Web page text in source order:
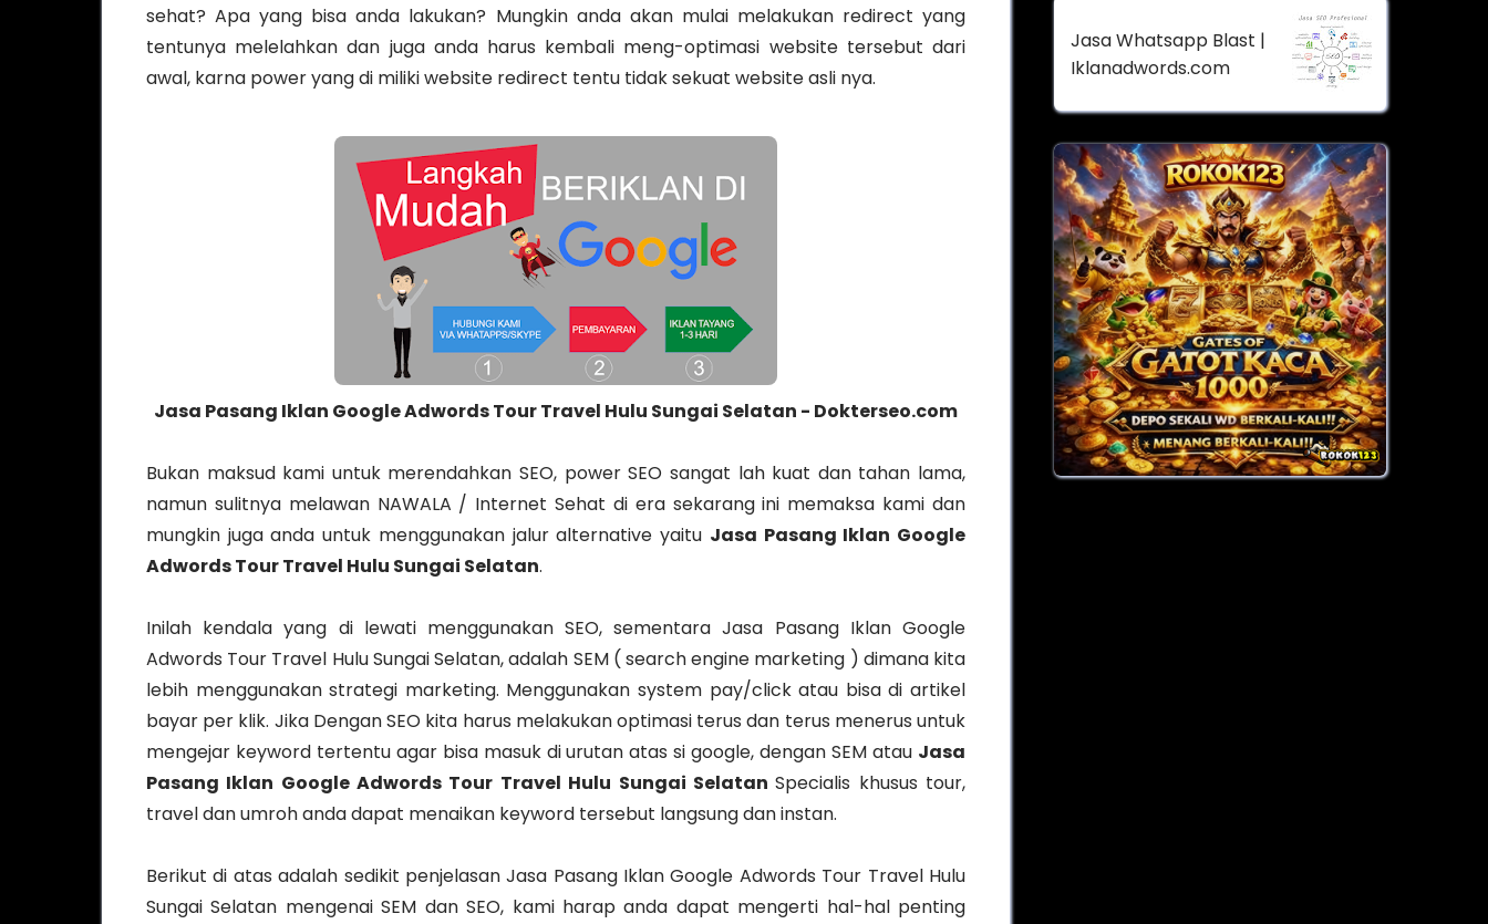
sehat? Apa yang bisa anda lakukan? Mungkin anda akan mulai melakukan redirect yang
tentunya melelahkan dan juga anda harus kembali meng-optimasi website tersebut dari
awal, karna power yang di miliki website redirect tentu tidak sekuat website asli nya.
Jasa Pasang Iklan Google Adwords Tour Travel Hulu Sungai Selatan - Dokterseo.com
Bukan maksud kami untuk merendahkan SEO, power SEO sangat lah kuat dan tahan lama,
namun sulitnya melawan NAWALA / Internet Sehat di era sekarang ini memaksa kami dan
mungkin juga anda untuk menggunakan jalur alternative yaitu Jasa Pasang Iklan Google
Adwords Tour Travel Hulu Sungai Selatan.
Inilah kendala yang di lewati menggunakan SEO, sementara Jasa Pasang Iklan Google
Adwords Tour Travel Hulu Sungai Selatan, adalah SEM ( search engine marketing ) dimana kita
lebih menggunakan strategi marketing. Menggunakan system pay/click atau bisa di artikel
bayar per klik. Jika Dengan SEO kita harus melakukan optimasi terus dan terus menerus untuk
mengejar keyword tertentu agar bisa masuk di urutan atas si google, dengan SEM atau Jasa
Pasang Iklan Google Adwords Tour Travel Hulu Sungai SelatanSpecialis khusus tour,
travel dan umroh anda dapat menaikan keyword tersebut langsung dan instan.
Berikut di atas adalah sedikit penjelasan Jasa Pasang Iklan Google Adwords Tour Travel Hulu
Sungai Selatan mengenai SEM dan SEO, kami harap anda dapat mengerti hal-hal penting
Jasa Whatsapp Blast |
Iklanadwords.com